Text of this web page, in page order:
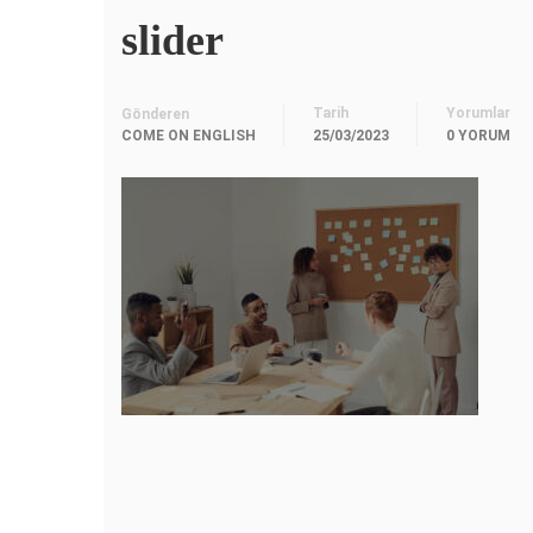
slider
Gönderen
COME ON ENGLISH
Tarih
25/03/2023
Yorumlar
0 YORUM